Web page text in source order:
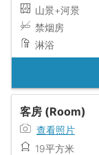
山景+河景
禁烟房
淋浴
客房 (Room)
查看照片
19平方米